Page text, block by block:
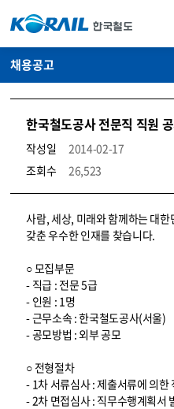
채용공고
한국철도공사 전문직 직원
작성일
2014-02-17
조회수
26,523
코레일소개_경영공시_채용공고 상세보기 – 내용, 파일, 담당자 연락처로 구성
사람, 세상, 미래와 함께하는 대
갖춘 우수한 인재를 찾습니다.
○ 모집부문
- 직급 : 전문 5급
- 인원 : 1명
- 근무소속 : 한국철도공사(서울)
- 공모방법 : 외부 공모
○ 전형절차
- 1차 서류심사 : 제출서류에 의한
- 2차 면접심사 : 직무수행계획서